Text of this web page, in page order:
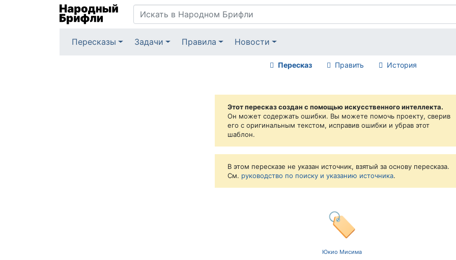
Пересказы Задачи Правила Новости
Пересказ Править История
Этот пересказ создан с помощью искусственного интеллекта.
Он может содержать ошибки. Вы можете помочь проекту, сверив
его с оригинальным текстом, исправив ошибки и убрав этот
шаблон.
В этом пересказе не указан источник, взятый за основу пересказа.
См. руководство по поиску и указанию источника.
🏷️
Юкио Мисима